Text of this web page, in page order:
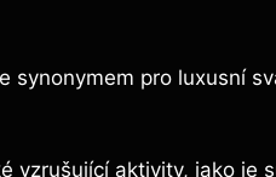
synonymem pro luxusní
vzrušující aktivity, jako je